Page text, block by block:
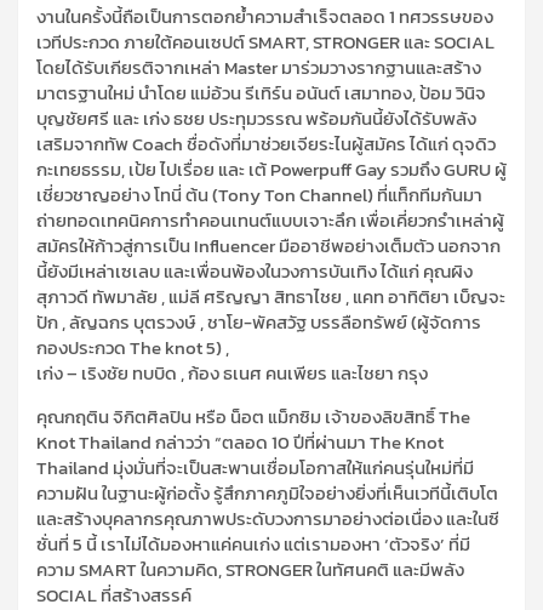
งานในครั้งนี้ถือเป็นการตอกย้ำความสำเร็จตลอด 1 ทศวรรษของ
เวทีประกวด ภายใต้คอนเซปต์ SMART, STRONGER และ SOCIAL
โดยได้รับเกียรติจากเหล่า Master มาร่วมวางรากฐานและสร้าง
มาตรฐานใหม่ นำโดย แม่อ้วน รีเทิร์น อนันต์ เสมาทอง, ป้อม วินิจ
บุญชัยศรี และ เก่ง ธชย ประทุมวรรณ พร้อมกันนี้ยังได้รับพลัง
เสริมจากทัพ Coach ชื่อดังที่มาช่วยเจียระไนผู้สมัคร ได้แก่ ดุจดิว
กะเทยธรรม, เป้ย ไปเรื่อย และ เต้ Powerpuff Gay รวมถึง GURU ผู้
เชี่ยวชาญอย่าง โทนี่ ต้น (Tony Ton Channel) ที่แท็กทีมกันมา
ถ่ายทอดเทคนิคการทำคอนเทนต์แบบเจาะลึก เพื่อเคี่ยวกรำเหล่าผู้
สมัครให้ก้าวสู่การเป็น Influencer มืออาชีพอย่างเต็มตัว นอกจาก
นี้ยังมีเหล่าเซเลบ และเพื่อนพ้องในวงการบันเทิง ได้แก่ คุณผิง
สุภาวดี ทัพมาลัย , แม่ลี ศริญญา สิทธาไชย , แคท อาทิติยา เบ็ญจะ
ปัก , ลัญฉกร บุตรวงษ์ , ชาโย-พัคสวัฐ บรรลือทรัพย์ (ผู้จัดการ
กองประกวด The knot 5) ,
เก่ง – เริงชัย ทบบิด , ก้อง ธเนศ คนเพียร และไชยา กรุง
คุณกฤติน จิกิตศิลปิน หรือ น็อต แม็กซิม เจ้าของลิขสิทธิ์ The
Knot Thailand กล่าวว่า “ตลอด 10 ปีที่ผ่านมา The Knot
Thailand มุ่งมั่นที่จะเป็นสะพานเชื่อมโอกาสให้แก่คนรุ่นใหม่ที่มี
ความฝัน ในฐานะผู้ก่อตั้ง รู้สึกภาคภูมิใจอย่างยิ่งที่เห็นเวทีนี้เติบโต
และสร้างบุคลากรคุณภาพประดับวงการมาอย่างต่อเนื่อง และในซี
ซั่นที่ 5 นี้ เราไม่ได้มองหาแค่คนเก่ง แต่เรามองหา ‘ตัวจริง’ ที่มี
ความ SMART ในความคิด, STRONGER ในทัศนคติ และมีพลัง
SOCIAL ที่สร้างสรรค์